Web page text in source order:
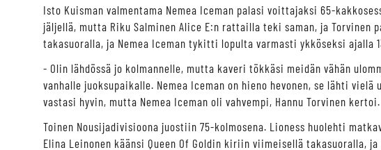
Isto Kuisman valmentama Nemea Iceman palasi voittajaksi 65-
jäljellä, mutta Riku Salminen Alice E:n rattailla teki saman, ja Torvinen
takasuoralla, ja Nemea Iceman tykitti lopulta varmasti ykköseksi ajalla
- Olin lähdössä jo kolmannelle, mutta kaveri tökkäsi meidän vähän
vanhalle juoksupaikalle. Nemea Iceman on hieno hevonen, se lähti
vastasi hyvin, mutta Nemea Iceman oli vahvempi, Hannu Torvinen kertoi.
Toinen Nousijadivisioona juostiin 75-kolmosena. Lioness huolehti
Elina Leinonen käänsi Queen Of Goldin kiriin viimeisellä takasuoralla,